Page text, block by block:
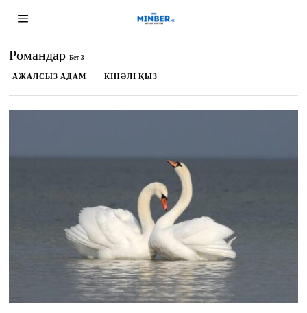
Романдар- Бет 3
АЖАЛСЫЗ АДАМ КІНӘЛІ ҚЫЗ